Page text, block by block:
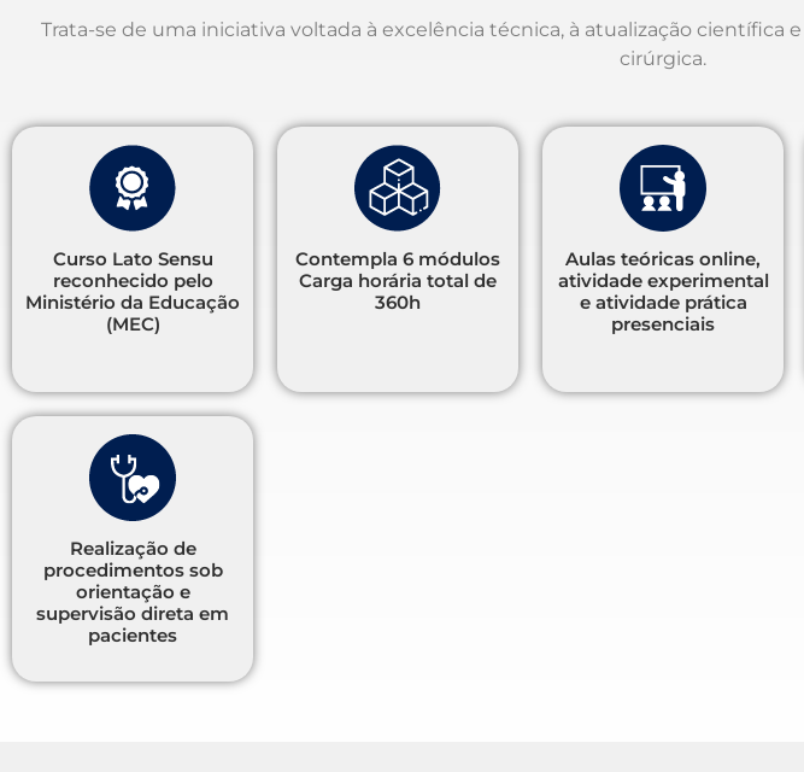
Trata-se de uma iniciativa voltada à excelência técnica, à atualização científica
cirúrgica.
Curso Lato Sensu
reconhecido pelo
Ministério da Educação
(MEC)
Contempla 6 módulos
Carga horária total de
360h
Aulas teóricas online,
atividade experimental
e atividade prática
presenciais
Realização de
procedimentos sob
orientação e
supervisão direta em
pacientes